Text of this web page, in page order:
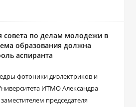
совета по делам молодежи в
образования должна
аспиранта
фотоники диэлектриков и
ИТМО Александра
председателя